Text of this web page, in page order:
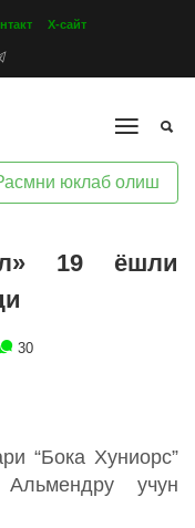
Х-сайт
юклаб олиш
19 ёшли
30
“Бока Хуниорс”
учун